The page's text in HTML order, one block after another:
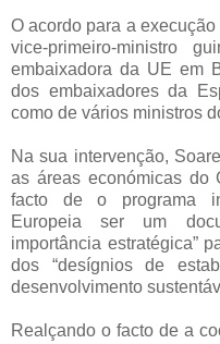
O acordo para a
vice-primeiro-ministro
embaixadora da UE em
dos embaixadores da
como de vários ministros
Na sua intervenção,
as áreas económicas do
facto de o programa
Europeia ser um
importância estratégica”
dos “desígnios de
desenvolvimento
Realçando o facto de a